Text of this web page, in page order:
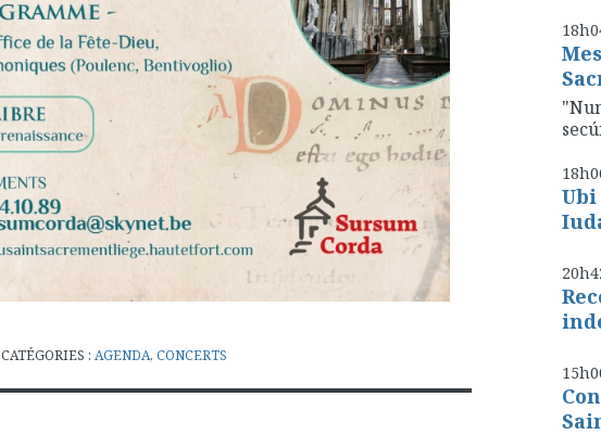
CATÉGORIES :AGENDA,CONCERTS